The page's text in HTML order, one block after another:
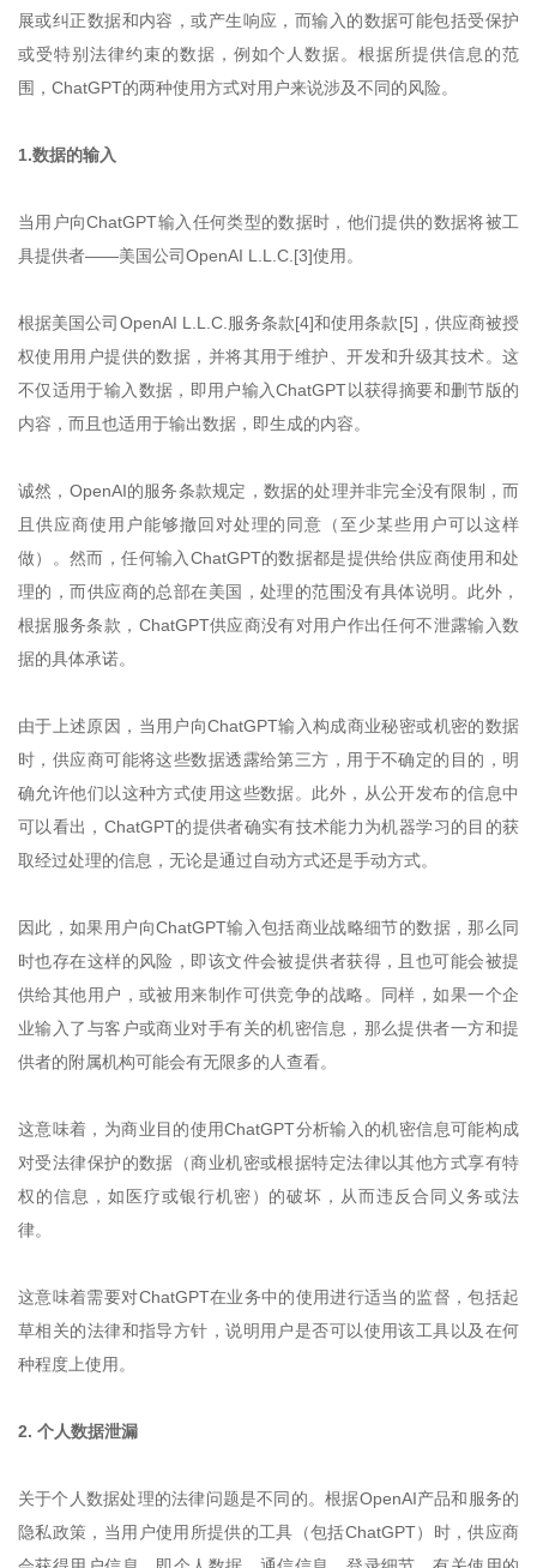
展或纠正数据和内容，或产生响应，而输入的数据可能包括受保护
或受特别法律约束的数据，例如个人数据。根据所提供信息的范
围，ChatGPT的两种使用方式对用户来说涉及不同的风险。
1.数据的输入
当用户向ChatGPT输入任何类型的数据时，他们提供的数据将被工
具提供者——美国公司OpenAI L.L.C.[3]使用。
根据美国公司OpenAI L.L.C.服务条款[4]和使用条款[5]，供应商被授
权使用用户提供的数据，并将其用于维护、开发和升级其技术。这
不仅适用于输入数据，即用户输入ChatGPT以获得摘要和删节版的
内容，而且也适用于输出数据，即生成的内容。
诚然，OpenAI的服务条款规定，数据的处理并非完全没有限制，而
且供应商使用户能够撤回对处理的同意（至少某些用户可以这样
做）。然而，任何输入ChatGPT的数据都是提供给供应商使用和处
理的，而供应商的总部在美国，处理的范围没有具体说明。此外，
根据服务条款，ChatGPT供应商没有对用户作出任何不泄露输入数
据的具体承诺。
由于上述原因，当用户向ChatGPT输入构成商业秘密或机密的数据
时，供应商可能将这些数据透露给第三方，用于不确定的目的，明
确允许他们以这种方式使用这些数据。此外，从公开发布的信息中
可以看出，ChatGPT的提供者确实有技术能力为机器学习的目的获
取经过处理的信息，无论是通过自动方式还是手动方式。
因此，如果用户向ChatGPT输入包括商业战略细节的数据，那么同
时也存在这样的风险，即该文件会被提供者获得，且也可能会被提
供给其他用户，或被用来制作可供竞争的战略。同样，如果一个企
业输入了与客户或商业对手有关的机密信息，那么提供者一方和提
供者的附属机构可能会有无限多的人查看。
这意味着，为商业目的使用ChatGPT分析输入的机密信息可能构成
对受法律保护的数据（商业机密或根据特定法律以其他方式享有特
权的信息，如医疗或银行机密）的破坏，从而违反合同义务或法
律。
这意味着需要对ChatGPT在业务中的使用进行适当的监督，包括起
草相关的法律和指导方针，说明用户是否可以使用该工具以及在何
种程度上使用。
2. 个人数据泄漏
关于个人数据处理的法律问题是不同的。根据OpenAI产品和服务的
隐私政策，当用户使用所提供的工具（包括ChatGPT）时，供应商